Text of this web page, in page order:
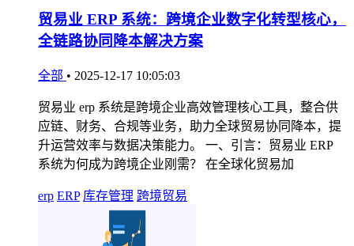
贸易业 ERP 系统：跨境企业数字化转型核心，
全链路协同降本解决方案
全部 • 2025-12-17 10:05:03
贸易业 erp 系统是跨境企业高效管理核心工具，整合供
应链、财务、合规等业务，助力全球贸易协同降本，提
升运营效率与数据决策能力。 一、引言：贸易业 ERP
系统为何成为跨境企业刚需？ 在全球化贸易加
erp ERP 库存管理 跨境贸易